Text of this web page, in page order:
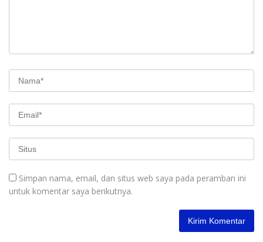
Simpan nama, email, dan situs web saya pada peramban ini
untuk komentar saya berikutnya.